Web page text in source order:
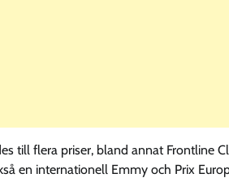
till flera priser, bland annat Frontline
en internationell Emmy och Prix